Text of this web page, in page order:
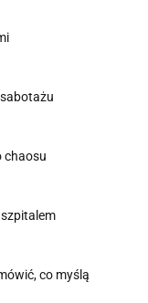
chaosu
szpitalem
co myślą